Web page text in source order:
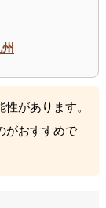
があります。
がおすすめで